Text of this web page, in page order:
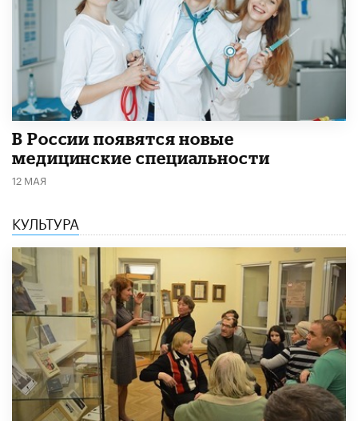
В России появятся новые
медицинские специальности
12 МАЯ
КУЛЬТУРА